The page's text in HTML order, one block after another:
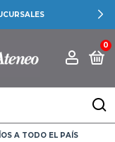
0
A TODO EL PAÍS